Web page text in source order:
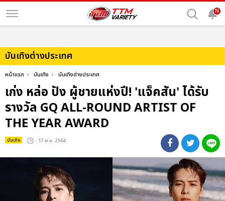
N
บันเทิงต่างประเทศ
หน้าแรก บันเทิง บันเทิงต่างประเทศ
เก่ง หล่อ ปัง ผู้ชายแห่งปี! 'แจ็คสัน' ได้รับ
รางวัล GQ ALL-ROUND ARTIST OF
THE YEAR AWARD
บันเทิง : 17 พ.ย. 2564